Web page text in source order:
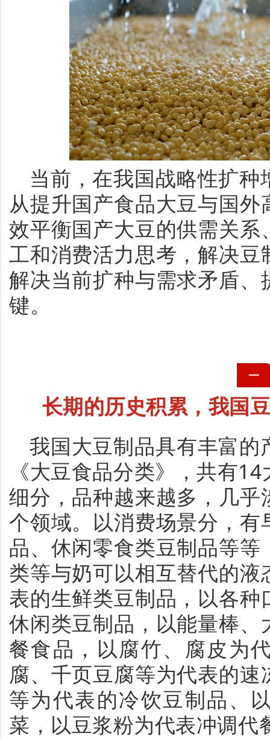
当前，在我国战略性扩
从提升国产食品大豆与国
效平衡国产大豆的供需关
工和消费活力思考，解决
解决当前扩种与需求矛盾
键。
一
长期的历史积累，我国
我国大豆制品具有丰富
《大豆食品分类》，共有
细分，品种越来越多，几
个领域。以消费场景分，
品、休闲零食类豆制品等
类等与奶可以相互替代的
表的生鲜类豆制品，以各
休闲类豆制品，以能量棒
餐食品，以腐竹、腐皮为
腐、千页豆腐等为代表的
等为代表的冷饮豆制品、
菜，以豆浆粉为代表冲调代